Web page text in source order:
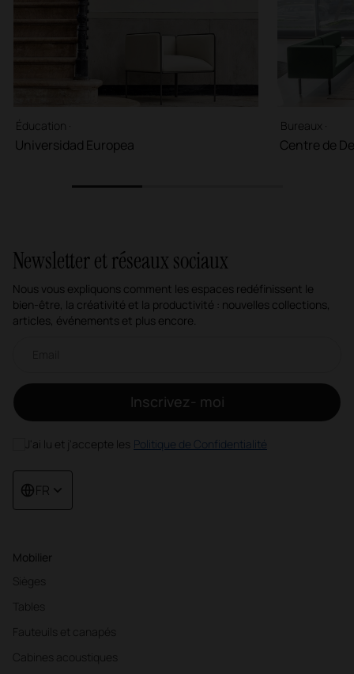
Éducation ·
Universidad Europea
Bureaux ·
Centre de
Mobilier
Sièges
Tables
Fauteuils et canapés
Cabines acoustiques
Newsletter et réseaux sociaux
Nous vous expliquons comment les espaces redéfinissent le
bien-être, la créativité et la productivité : nouvelles collections,
articles, événements et plus encore.
Inscrivez- moi
J'ai lu et j'accepte les Politique de Confidentialité
FR